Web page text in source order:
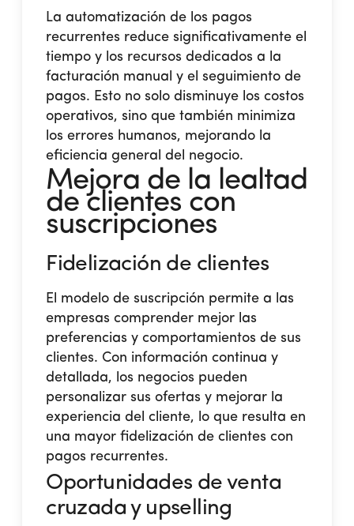
La automatización de los pagos
recurrentes reduce significativamente el
tiempo y los recursos dedicados a la
facturación manual y el seguimiento de
pagos. Esto no solo disminuye los costos
operativos, sino que también minimiza
los errores humanos, mejorando la
eficiencia general del negocio​.
Mejora de la lealtad
de clientes con
suscripciones
Fidelización de clientes
El modelo de suscripción permite a las
empresas comprender mejor las
preferencias y comportamientos de sus
clientes. Con información continua y
detallada, los negocios pueden
personalizar sus ofertas y mejorar la
experiencia del cliente, lo que resulta en
una mayor fidelización de clientes con
pagos recurrentes​.
Oportunidades de venta
cruzada y upselling